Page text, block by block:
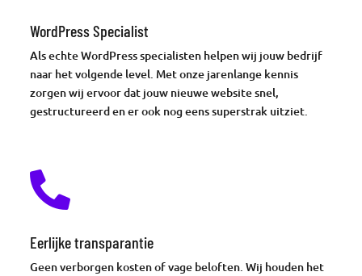
WordPress Specialist
Als echte WordPress specialisten helpen wij jouw bedrijf
naar het volgende level. Met onze jarenlange kennis
zorgen wij ervoor dat jouw nieuwe website snel,
gestructureerd en er ook nog eens superstrak uitziet.

Eerlijke transparantie
Geen verborgen kosten of vage beloften. Wij houden het